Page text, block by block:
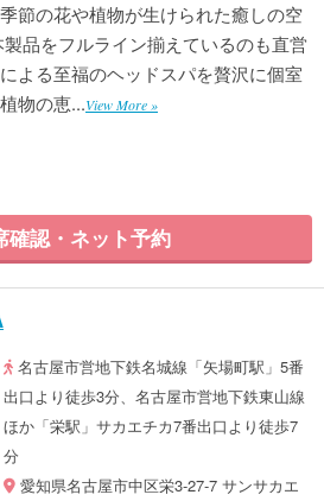
節の花や植物が生けられた癒しの空
品をフルライン揃えているのも直営
よる至福のヘッドスパを贅沢に個室
物の恵...View More »
確認・ネット予約
名古屋市営地下鉄名城線「矢場町駅」5番
出口より徒歩3分、名古屋市営地下鉄東山線
ほか「栄駅」サカエチカ7番出口より徒歩7
分
愛知県名古屋市中区栄3-27-7 サンサカエ